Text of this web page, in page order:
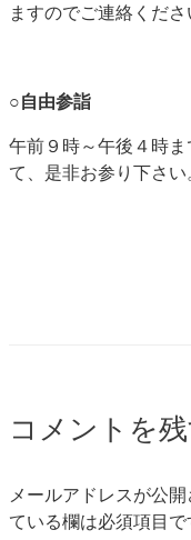
ますのでご連絡くださ
○自由参詣
午前９時～午後４時
て、是非お参り下さい。
コメントを
メールアドレスが公開
ている欄は必須項目で